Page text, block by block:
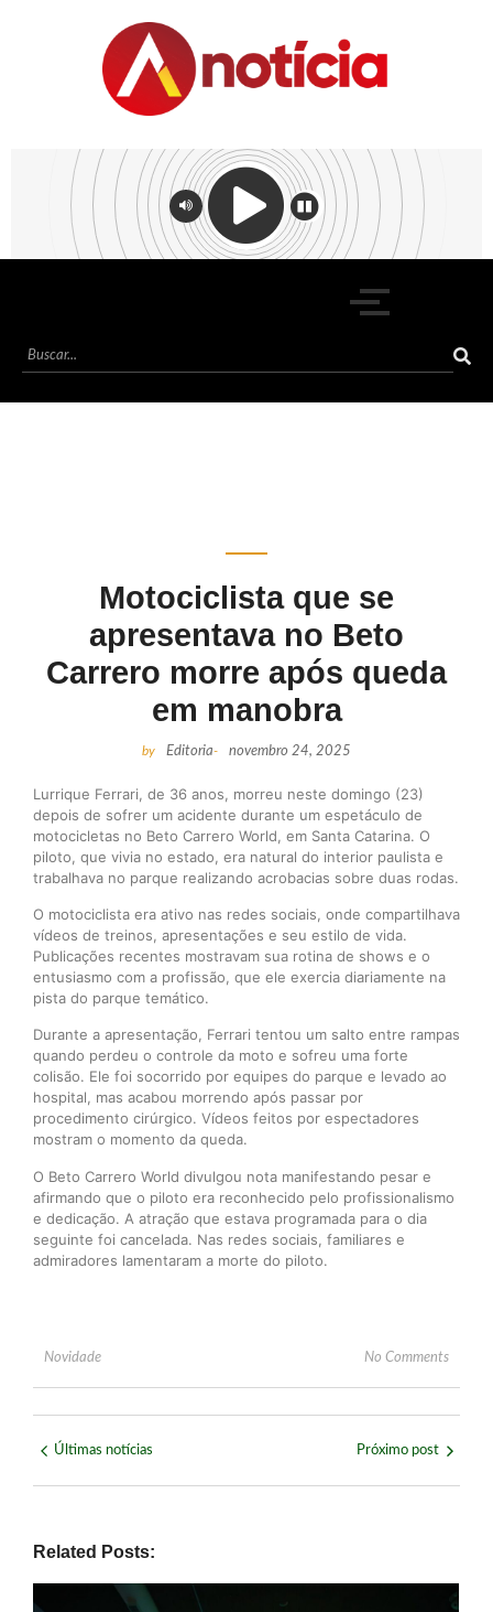
Motociclista que se
apresentava no Beto
Carrero morre após queda
em manobra
by Editoria- novembro 24, 2025
Lurrique Ferrari, de 36 anos, morreu neste domingo (23)
depois de sofrer um acidente durante um espetáculo de
motocicletas no Beto Carrero World, em Santa Catarina. O
piloto, que vivia no estado, era natural do interior paulista e
trabalhava no parque realizando acrobacias sobre duas rodas.
O motociclista era ativo nas redes sociais, onde compartilhava
vídeos de treinos, apresentações e seu estilo de vida.
Publicações recentes mostravam sua rotina de shows e o
entusiasmo com a profissão, que ele exercia diariamente na
pista do parque temático.
Durante a apresentação, Ferrari tentou um salto entre rampas
quando perdeu o controle da moto e sofreu uma forte
colisão. Ele foi socorrido por equipes do parque e levado ao
hospital, mas acabou morrendo após passar por
procedimento cirúrgico. Vídeos feitos por espectadores
mostram o momento da queda.
O Beto Carrero World divulgou nota manifestando pesar e
afirmando que o piloto era reconhecido pelo profissionalismo
e dedicação. A atração que estava programada para o dia
seguinte foi cancelada. Nas redes sociais, familiares e
admiradores lamentaram a morte do piloto.
Novidade No Comments
Últimas notícias Próximo post
Related Posts: